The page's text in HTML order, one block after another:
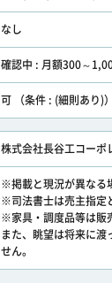
なし
確認中 : 月額300～
可 （条件 : (細則あり)）
株式会社長谷工コーポ
※掲載と現況が異なる
※司法書士は売主指定
※家具・調度品等は販
また、眺望は将来に渡
せん。